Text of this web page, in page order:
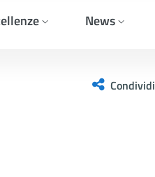
News
Condividi